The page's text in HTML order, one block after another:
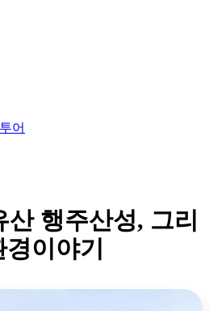
어
행주산성, 그리
이야기